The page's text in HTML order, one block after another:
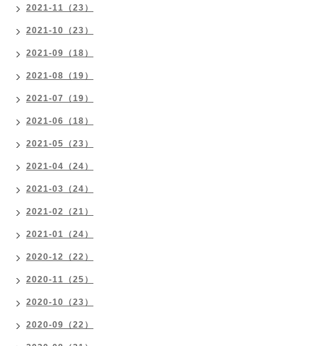
2021-11（23）
2021-10（23）
2021-09（18）
2021-08（19）
2021-07（19）
2021-06（18）
2021-05（23）
2021-04（24）
2021-03（24）
2021-02（21）
2021-01（24）
2020-12（22）
2020-11（25）
2020-10（23）
2020-09（22）